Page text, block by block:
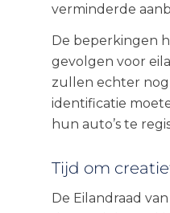
verminderde
De beperkingen
gevolgen voor
zullen echter nog
identificatie
hun auto’s te
Tijd om
De Eilandraad